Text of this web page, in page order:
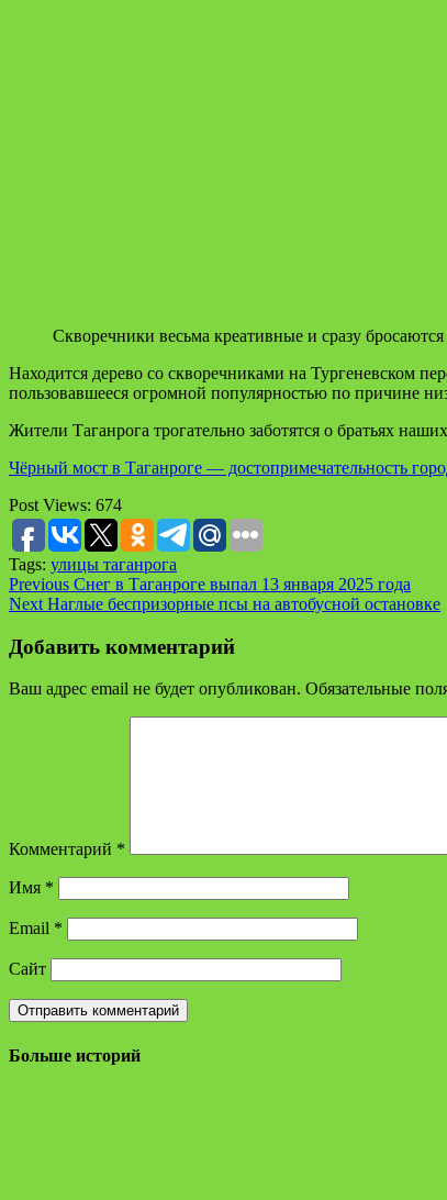
Скворечники весьма креативные и сразу
Находится дерево со скворечниками на Тургеневском
пользовавшееся огромной популярностью по причине
Жители Таганрога трогательно заботятся о братьях
Чёрный мост в Таганроге — достопримечательность
Post Views: 674
Tags: улицы таганрога
Continue
Reading
Previous Снег в Таганроге выпал 13 января 2025 года
Next Наглые беспризорные псы на автобусной остановке
Добавить комментарий
Ваш адрес email не будет опубликован. Обязательные
Комментарий *
Имя *
Email *
Сайт
Больше историй